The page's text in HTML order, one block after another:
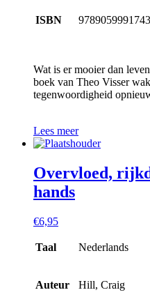
ISBN
Wat is er mooier dan
boek van Theo Visser
tegenwoordigheid
Lees meer
Overvloed,
hands
€6,95
Taal Nederlands
Auteur Hill, Craig